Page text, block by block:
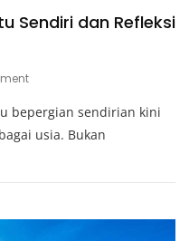
Sendiri dan Refleksi
On
Solo,
Nikmati
Dan
Diri
bepergian sendirian kini
usia. Bukan